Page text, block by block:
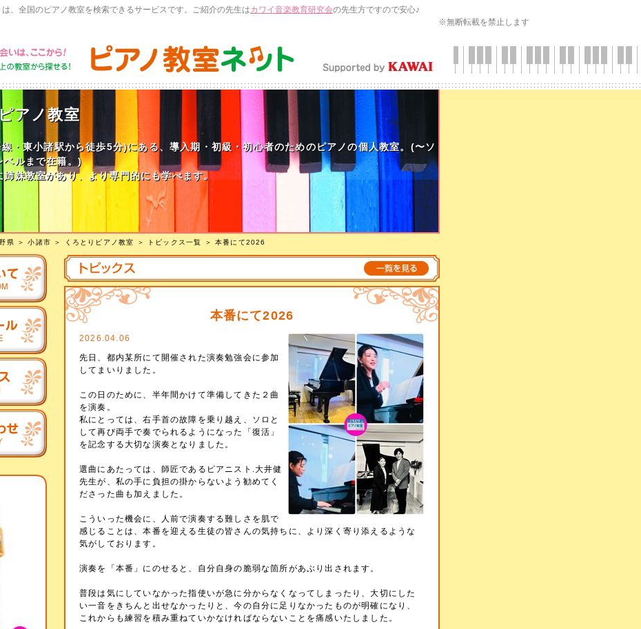
は、全国のピアノ教室を検索できるサービスです。ご紹介の先生はカワイ音楽教育研究会の先生方ですので安心♪
※無断転載を禁止します
アノ教室
・東小諸駅から徒歩5分)にある、導入期・初級・初心者のためのピアノの個人教室。(〜ソ
ベルまで在籍。)
姉妹教室があり、より専門的にも学べます。
県 ＞小諸市 ＞ くろとりピアノ教室 ＞ トピックス一覧 ＞ 本番にて2026
本番にて2026
2026.04.06
先日、都内某所にて開催された演奏勉強会に参加
してまいりました。
この日のために、半年間かけて準備してきた２曲
を演奏。
私にとっては、右手首の故障を乗り越え、ソロと
して再び両手で奏でられるようになった「復活」
を記念する大切な演奏となりました。
選曲にあたっては、師匠であるピアニスト.大井健
先生が、私の手に負担の掛からないよう勧めてく
ださった曲も加えました。
こういった機会に、人前で演奏する難しさを肌で
感じることは、本番を迎える生徒の皆さんの気持ちに、より深く寄り添えるような
気がしております。
演奏を「本番」にのせると、自分自身の脆弱な箇所があぶり出されます。
普段は気にしていなかった指使いが急に分からなくなってしまったり、大切にした
い一音をきちんと出せなかったりと、今の自分に足りなかったものが明確になり、
これからも練習を積み重ねていかなければならないことを痛感いたしました。